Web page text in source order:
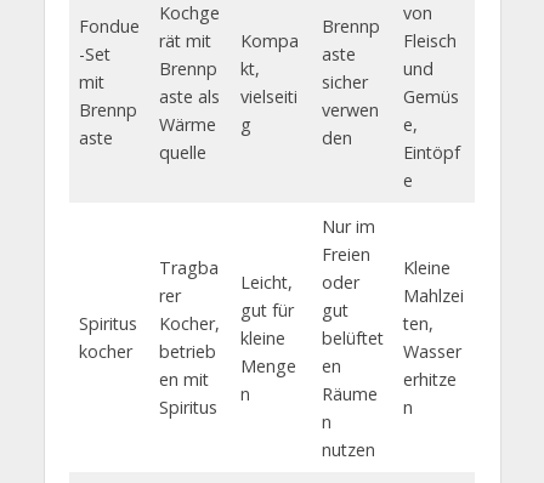
Fondue
-Set
mit
Brennp
aste
Kochge
rät mit
Brennp
aste als
Wärme
quelle
Kompa
kt,
vielseiti
g
Brennp
aste
sicher
verwen
den
von
Fleisch
und
Gemüs
e,
Eintöpf
e
Spiritus
kocher
Tragba
rer
Kocher,
betrieb
en mit
Spiritus
Leicht,
gut für
kleine
Menge
n
Nur im
Freien
oder
gut
belüftet
en
Räume
n
nutzen
Kleine
Mahlzei
ten,
Wasser
erhitze
n